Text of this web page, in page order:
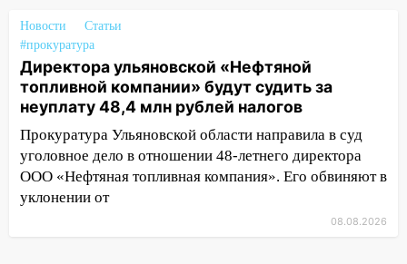
13:08
Ураган ударил по Ульяновску:
сорванные крыши, поваленные деревья,
затопленные улицы и остановившиеся
трамваи
12:17 Ульяновск накрыл крупный град:
после ливня город снова уходит под
воду
12:12 Прокуратура взяла на контроль
ДТП с шестилетним ребёнком на улице
Новости
Статьи
#прокуратура
Директора ульяновской «Нефтяной
топливной компании» будут судить за
неуплату 48,4 млн рублей налогов
Прокуратура Ульяновской области направила в суд
уголовное дело в отношении 48-летнего директора
ООО «Нефтяная топливная компания». Его обвиняют в
уклонении от
08.08.2026